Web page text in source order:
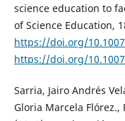
science education to
of Science Education,
https://doi.org/
https://doi.org/
Sarria, Jairo Andrés
Gloria Marcela Flórez.,